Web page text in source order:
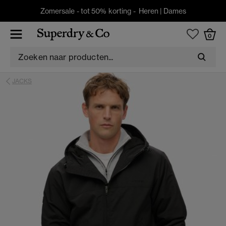
Zomersale - tot 50% korting - Heren | Dames
0
JACKS